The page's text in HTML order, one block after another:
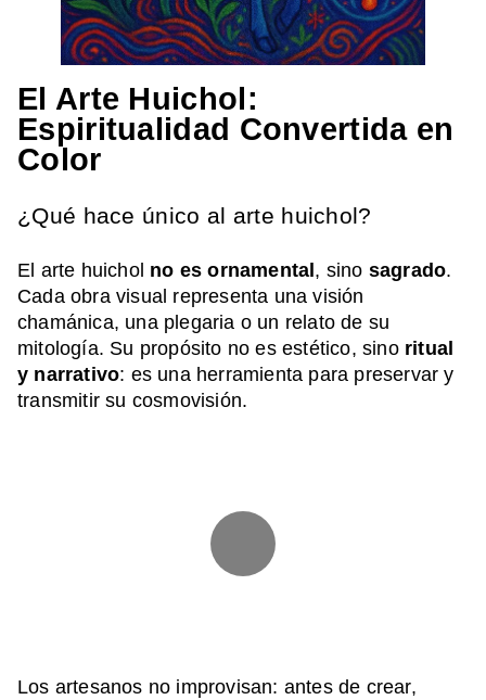
El Arte Huichol:
Espiritualidad Convertida en
Color
¿Qué hace único al arte huichol?
El arte huichol no es ornamental , sino sagrado.
Cada obra visual representa una visión
chamánica, una plegaria o un relato de su
mitología. Su propósito no es estético, sino ritual
y narrativo: es una herramienta para preservar y
transmitir su cosmovisión.
Los artesanos no improvisan: antes de crear,